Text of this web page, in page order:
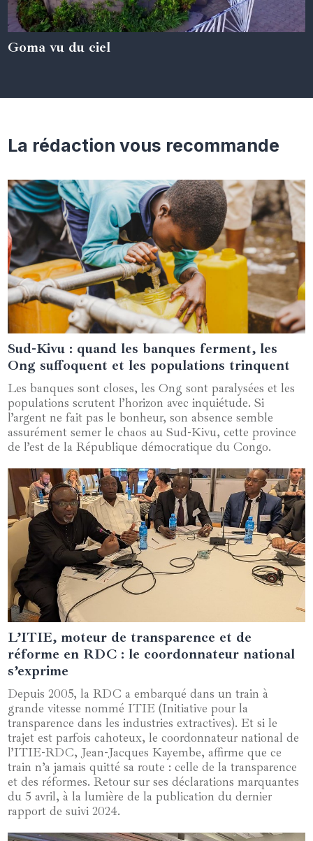
05 juin 2024
Goma vu du ciel
La rédaction vous recommande
09 mars 2025
Sud-Kivu : quand les banques ferment, les
Ong suffoquent et les populations trinquent
Les banques sont closes, les Ong sont paralysées et les
populations scrutent l’horizon avec inquiétude. Si
l’argent ne fait pas le bonheur, son absence semble
assurément semer le chaos au Sud-Kivu, cette province
de l’est de la République démocratique du Congo.
14 avril 2025
L’ITIE, moteur de transparence et de
réforme en RDC : le coordonnateur national
s’exprime
Depuis 2005, la RDC a embarqué dans un train à
grande vitesse nommé ITIE (Initiative pour la
transparence dans les industries extractives). Et si le
trajet est parfois cahoteux, le coordonnateur national de
l’ITIE-RDC, Jean-Jacques Kayembe, affirme que ce
train n’a jamais quitté sa route : celle de la transparence
et des réformes. Retour sur ses déclarations marquantes
du 5 avril, à la lumière de la publication du dernier
rapport de suivi 2024.